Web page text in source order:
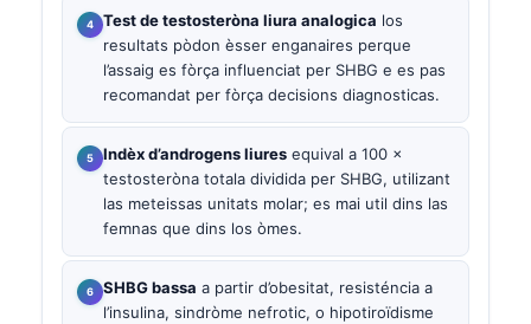
Test de testosteròna liura analogica los
resultats pòdon èsser enganaires perque
l’assaig es fòrça influenciat per SHBG e es pas
recomandat per fòrça decisions diagnosticas.
Indèx d’androgens liures equival a 100 ×
testosteròna totala dividida per SHBG, utilizant
las meteissas unitats molar; es mai util dins las
femnas que dins los òmes.
SHBG bassa a partir d’obesitat, resisténcia a
l’insulina, sindròme nefrotic, o hipotiroïdisme